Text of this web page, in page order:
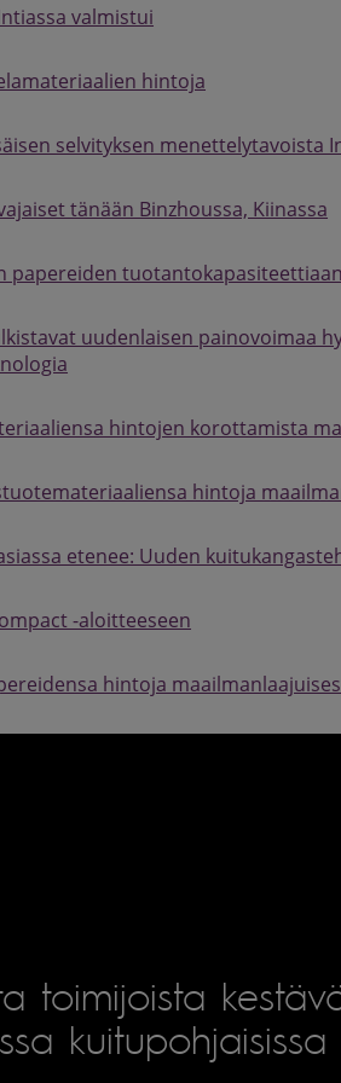
valmistui
hintoja
selvityksen menettelytavoista
tänään Binzhoussa, Kiinassa
papereiden
uudenlaisen painovoimaa
hintojen korottamista
hintoja
etenee: Uuden
-aloitteeseen
hintoja
toimijoista
kuitupohjaisissa